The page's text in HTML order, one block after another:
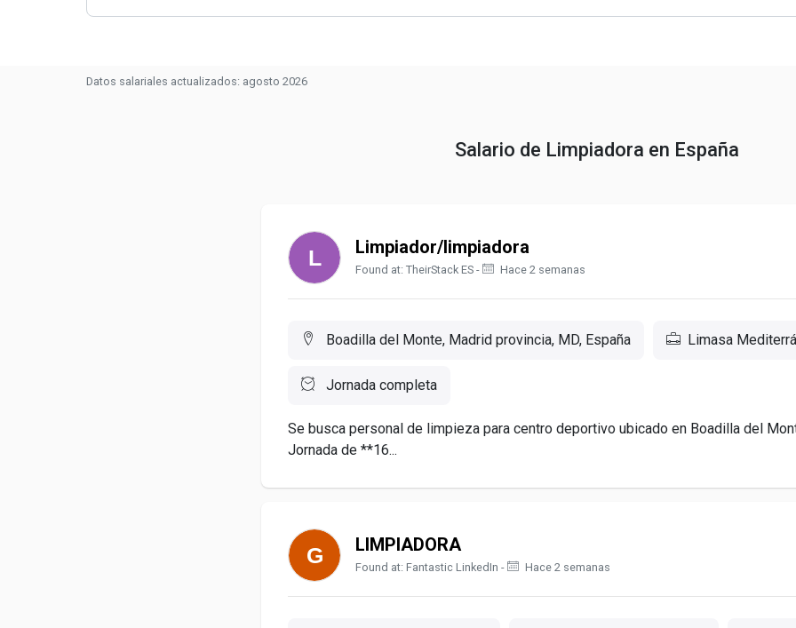
Datos salariales actualizados: agosto 2026
Salario de Limpiadora en España
Limpiador/limpiadora
Found at: TheirStack ES - Hace 2 semanas
Boadilla del Monte, Madrid provincia, MD, España Limasa
Jornada completa
Se busca personal de limpieza para centro deportivo ubicado en Boadilla del
Jornada de **16...
LIMPIADORA
Found at: Fantastic LinkedIn - Hace 2 semanas